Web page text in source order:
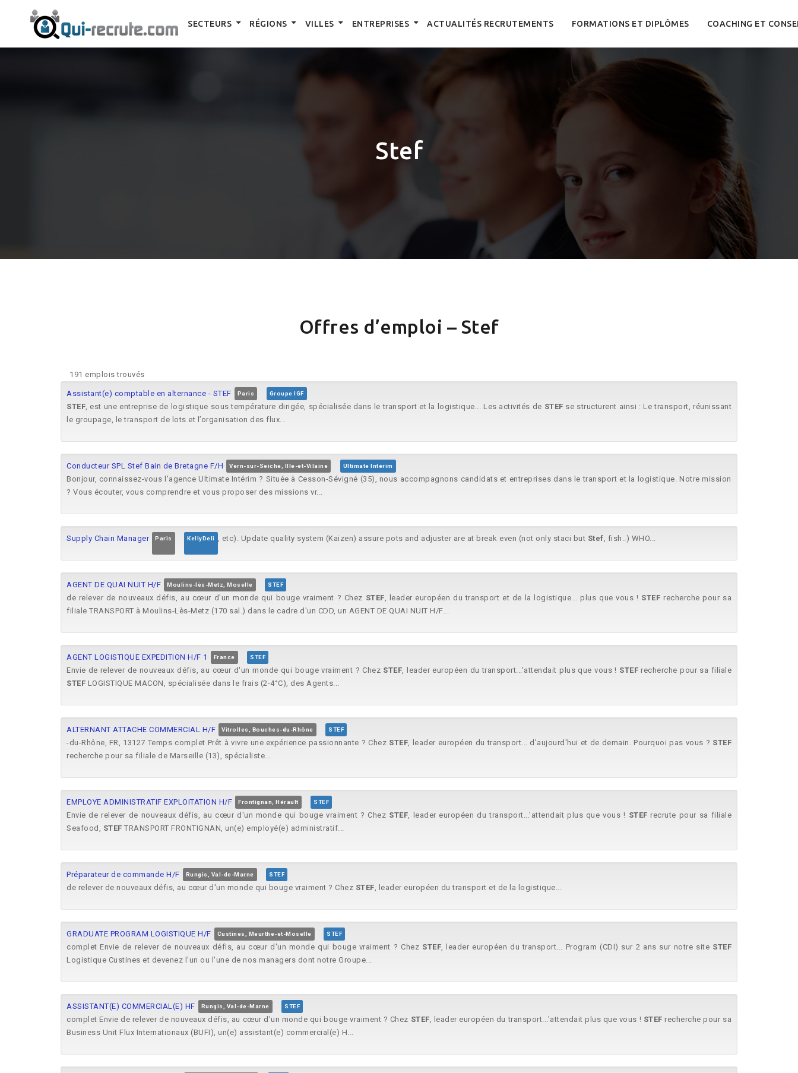
SECTEURS RÉGIONS VILLES ENTREPRISES ACTUALITÉS RECRUTEMENTS FORMATIONS ET DIPLÔMES COACHING ET
Stef
Offres d’emploi – Stef
191 emplois trouvés
Assistant(e) comptable en alternance - STEF Paris Groupe IGF
STEF, est une entreprise de logistique sous température dirigée, spécialisée dans le transport et la logistique... Les activités de STEF se structurent ainsi : Le transport, réunissant
le groupage, le transport de lots et l’organisation des flux...
Conducteur SPL Stef Bain de Bretagne F/H Vern-sur-Seiche, Ille-et-Vilaine Ultimate Intérim
Bonjour, connaissez-vous l'agence Ultimate Intérim ? Située à Cesson-Sévigné (35), nous accompagnons candidats et entreprises dans le transport et la logistique. Notre mission
? Vous écouter, vous comprendre et vous proposer des missions vr...
Supply Chain Manager Paris KellyDeli , etc). Update quality system (Kaizen) assure pots and adjuster are at break even (not only staci but Stef, fish..) WHO...
AGENT DE QUAI NUIT H/F Moulins-lès-Metz, Moselle STEF
de relever de nouveaux défis, au cœur d'un monde qui bouge vraiment ? Chez STEF, leader européen du transport et de la logistique... plus que vous ! STEF recherche pour sa
filiale TRANSPORT à Moulins-Lès-Metz (170 sal.) dans le cadre d'un CDD, un AGENT DE QUAI NUIT H/F...
AGENT LOGISTIQUE EXPEDITION H/F 1 France STEF
Envie de relever de nouveaux défis, au cœur d'un monde qui bouge vraiment ? Chez STEF, leader européen du transport...'attendait plus que vous ! STEF recherche pour sa filiale
STEF LOGISTIQUE MACON, spécialisée dans le frais (2-4°C), des Agents...
ALTERNANT ATTACHE COMMERCIAL H/F Vitrolles, Bouches-du-Rhône STEF
-du-Rhône, FR, 13127 Temps complet Prêt à vivre une expérience passionnante ? Chez STEF, leader européen du transport... d'aujourd'hui et de demain. Pourquoi pas vous ? STEF
recherche pour sa filiale de Marseille (13), spécialiste...
EMPLOYE ADMINISTRATIF EXPLOITATION H/F Frontignan, Hérault STEF
Envie de relever de nouveaux défis, au cœur d'un monde qui bouge vraiment ? Chez STEF, leader européen du transport...'attendait plus que vous ! STEF recrute pour sa filiale
Seafood, STEF TRANSPORT FRONTIGNAN, un(e) employé(e) administratif...
Préparateur de commande H/F Rungis, Val-de-Marne STEF
de relever de nouveaux défis, au cœur d'un monde qui bouge vraiment ? Chez STEF, leader européen du transport et de la logistique...
GRADUATE PROGRAM LOGISTIQUE H/F Custines, Meurthe-et-Moselle STEF
complet Envie de relever de nouveaux défis, au cœur d'un monde qui bouge vraiment ? Chez STEF, leader européen du transport... Program (CDI) sur 2 ans sur notre site STEF
Logistique Custines et devenez l'un ou l'une de nos managers dont notre Groupe...
ASSISTANT(E) COMMERCIAL(E) HF Rungis, Val-de-Marne STEF
complet Envie de relever de nouveaux défis, au cœur d'un monde qui bouge vraiment ? Chez STEF, leader européen du transport...'attendait plus que vous ! STEF recherche pour sa
Business Unit Flux Internationaux (BUFI), un(e) assistant(e) commercial(e) H...